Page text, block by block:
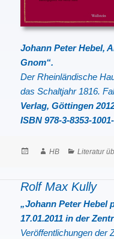
Johann Peter Hebel,
Gnom“.
Der Rheinländische
das Schaltjahr 1816.
Verlag, Göttingen
ISBN 978-3-8353-
PostedAuthor
HB Categories
Literatur
Rolf Max Kully
„Johann Peter Hebel
17.01.2011 in der
Veröffentlichungen der